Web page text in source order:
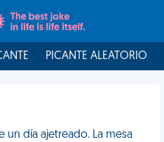
PICANTE ALEATORIO
un día ajetreado. La mesa